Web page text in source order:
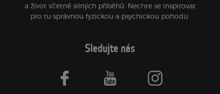
a život včetně silných příběhů. Nechte se inspirovat
pro tu správnou fyzickou a psychickou pohodu.
Sledujte nás
facebook youtube instagram